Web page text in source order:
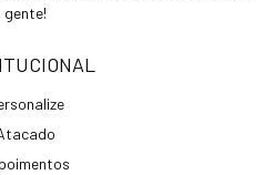
gente!